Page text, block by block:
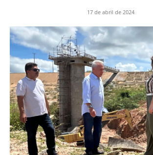
17 de abril de 2024